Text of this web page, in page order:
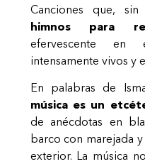
Canciones que,
himnos para
efervescente
intensamente vivos y
En palabras de
música es un
de anécdotas en
barco con marejada
exterior. La música